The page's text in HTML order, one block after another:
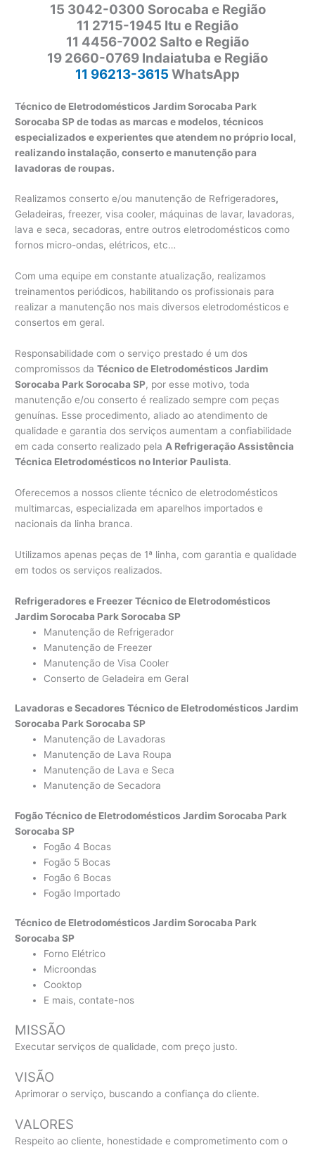
15 3042-0300 Sorocaba e Região
11 2715-1945 Itu e Região
11 4456-7002 Salto e Região
19 2660-0769 Indaiatuba e Região
11 96213-3615 WhatsApp
Técnico de Eletrodomésticos Jardim Sorocaba Park
Sorocaba SP de todas as marcas e modelos, técnicos
especializados e experientes que atendem no próprio local,
realizando instalação, conserto e manutenção para
lavadoras de roupas.
Realizamos conserto e/ou manutenção de Refrigeradores,
Geladeiras, freezer, visa cooler, máquinas de lavar, lavadoras,
lava e seca, secadoras, entre outros eletrodomésticos como
fornos micro-ondas, elétricos, etc…
Com uma equipe em constante atualização, realizamos
treinamentos periódicos, habilitando os profissionais para
realizar a manutenção nos mais diversos eletrodomésticos e
consertos em geral.
Responsabilidade com o serviço prestado é um dos
compromissos daTécnico de Eletrodomésticos Jardim
Sorocaba Park Sorocaba SP, por esse motivo, toda
manutenção e/ou conserto é realizado sempre com peças
genuínas. Esse procedimento, aliado ao atendimento de
qualidade e garantia dos serviços aumentam a confiabilidade
em cada conserto realizado pela A Refrigeração Assistência
Técnica Eletrodomésticos no Interior Paulista.
Oferecemos a nossos cliente técnico de eletrodomésticos
multimarcas, especializada em aparelhos importados e
nacionais da linha branca.
Utilizamos apenas peças de 1ª linha, com garantia e qualidade
em todos os serviços realizados.
Refrigeradores e Freezer Técnico de Eletrodomésticos
Jardim Sorocaba Park Sorocaba SP
Manutenção de Refrigerador
Manutenção de Freezer
Manutenção de Visa Cooler
Conserto de Geladeira em Geral
Lavadoras e Secadores Técnico de Eletrodomésticos Jardim
Sorocaba Park Sorocaba SP
Manutenção de Lavadoras
Manutenção de Lava Roupa
Manutenção de Lava e Seca
Manutenção de Secadora
Fogão Técnico de Eletrodomésticos Jardim Sorocaba Park
Sorocaba SP
Fogão 4 Bocas
Fogão 5 Bocas
Fogão 6 Bocas
Fogão Importado
Técnico de Eletrodomésticos Jardim Sorocaba Park
Sorocaba SP
Forno Elétrico
Microondas
Cooktop
E mais, contate-nos
MISSÃO
Executar serviços de qualidade, com preço justo.
VISÃO
Aprimorar o serviço, buscando a confiança do cliente.
VALORES
Respeito ao cliente, honestidade e comprometimento com o